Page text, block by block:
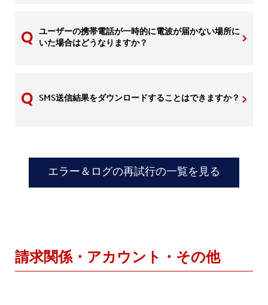
ユーザーの携帯電話が一時的に電波が届かない場所に
いた場合はどうなりますか？
SMS送信結果をダウンロードすることはできますか？
エラー＆ログの再試行の一覧を見る
請求関係・アカウント・その他